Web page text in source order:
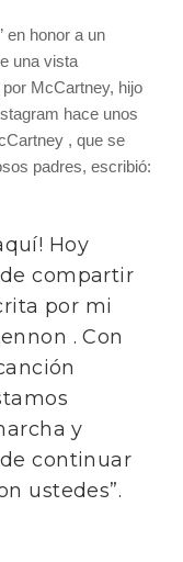
en honor a un
una vista
McCartney, hijo
hace unos
, que se
padres, escribió:
Hoy
compartir
por mi
. Con
y
continuar
ustedes”.